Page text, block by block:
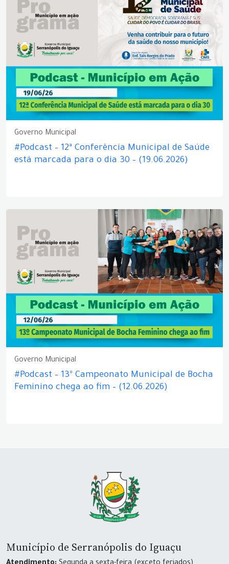
Governo Municipal
#Podcast – 12ª Conferência Municipal de Saúde
está marcada para o dia 30 – (19.06.2026)
Governo Municipal
#Podcast – 13º Campeonato Municipal de Bocha
Feminino chega ao fim – (12.06.2026)
Município de Serranópolis do Iguaçu